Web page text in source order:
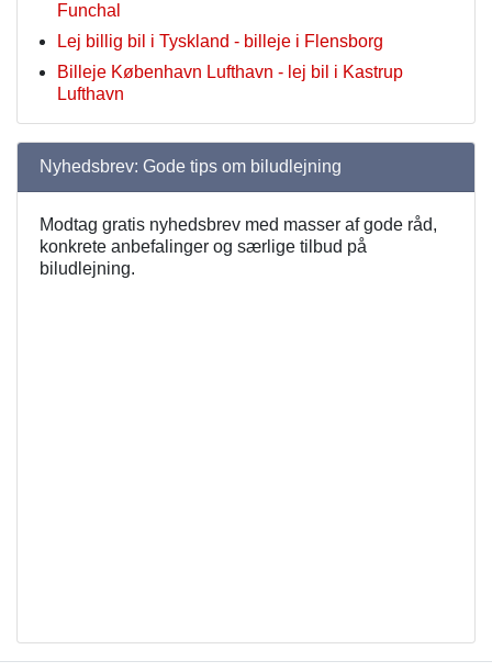
Funchal
Lej billig bil i Tyskland - billeje i Flensborg
Billeje København Lufthavn - lej bil i Kastrup
Lufthavn
Nyhedsbrev: Gode tips om biludlejning
Modtag gratis nyhedsbrev med masser af gode råd,
konkrete anbefalinger og særlige tilbud på
biludlejning.